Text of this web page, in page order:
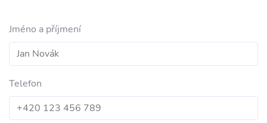
Jméno a příjmení
Telefon